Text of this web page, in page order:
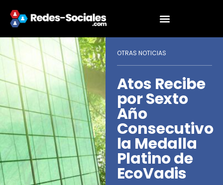
OTRAS NOTICIAS
Atos Recibe
por Sexto
Año
Consecutivo
la Medalla
Platino de
EcoVadis